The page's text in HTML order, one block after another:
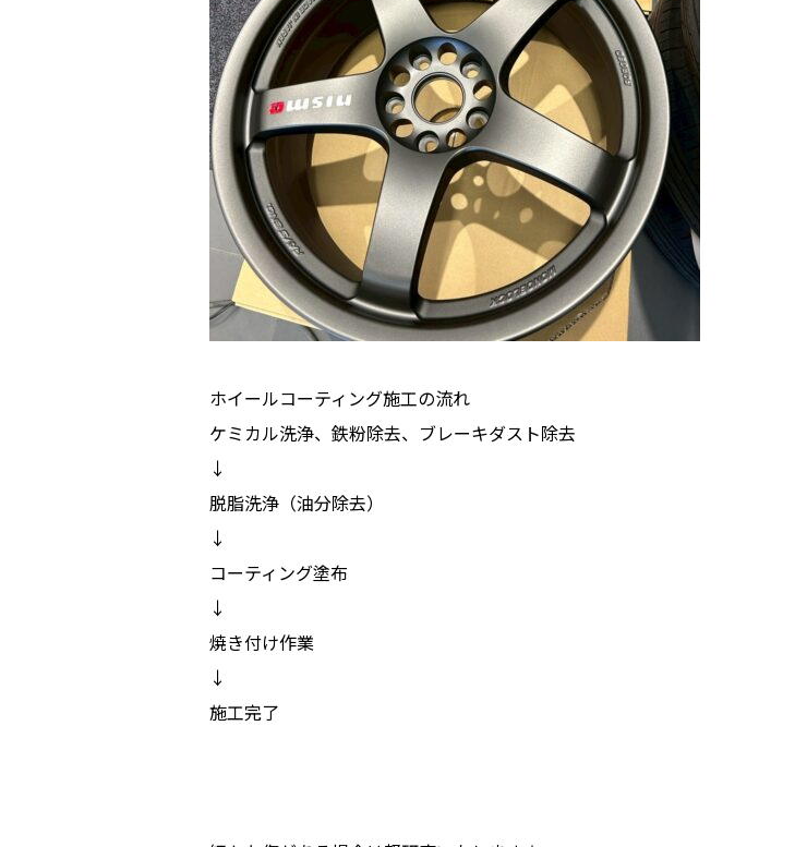
ホイールコーティング施工の流れ
ケミカル洗浄、鉄粉除去、ブレーキダスト除去
↓
脱脂洗浄（油分除去）
↓
コーティング塗布
↓
焼き付け作業
↓
施工完了